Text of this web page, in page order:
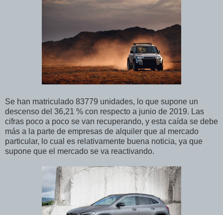
Se han matriculado 83779 unidades, lo que supone un
descenso del 36,21 % con respecto a junio de 2019. Las
cifras poco a poco se van recuperando, y esta caída se debe
más a la parte de empresas de alquiler que al mercado
particular, lo cual es relativamente buena noticia, ya que
supone que el mercado se va reactivando.